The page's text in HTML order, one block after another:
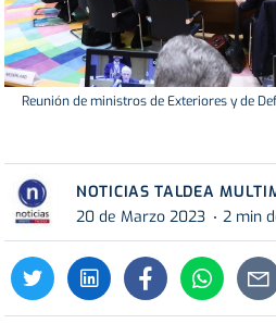
Reunión de ministros de Exteriores y de
NOTICIAS TALDEA
20 de Marzo 2023
2 min